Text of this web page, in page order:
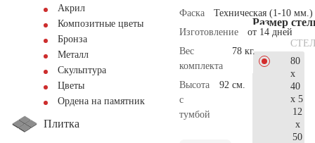
Акрил
Композитные цветы
Бронза
Металл
Скульптура
Цветы
Ордена на памятник
Плитка
Фаска
Техническая (1-10 мм.)
Изготовление
от 14 дней
Вес
комплекта
78 кг.
Высота
с
тумбой
92 см.
Размер
80
x
40
x 5
12
x
50